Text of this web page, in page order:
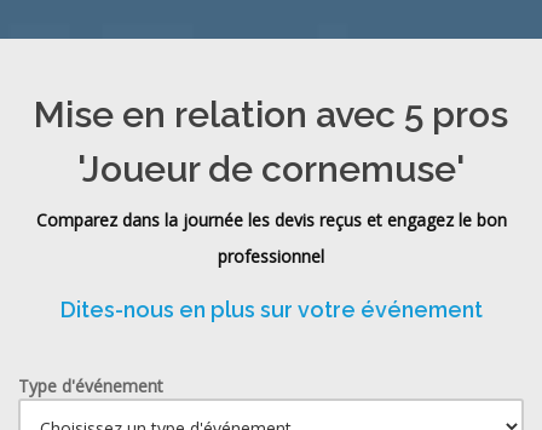
Mise en relation avec 5 pros
'Joueur de cornemuse'
Comparez dans la journée les devis reçus et engagez le bon
professionnel
Dites-nous en plus sur votre événement
Type d'événement